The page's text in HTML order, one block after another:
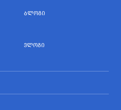
ᲑᲚᲝᲒᲘ
ᲕᲚᲝᲒᲘ